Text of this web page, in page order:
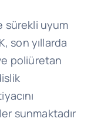
sürekli uyum
son yıllarda
poliüretan
sunmaktadır